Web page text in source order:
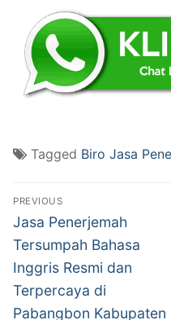
Tagged Biro Jasa
Post
navigation
PREVIOUS
Previous
post:
Jasa Penerjemah
Tersumpah Bahasa
Inggris Resmi dan
Terpercaya di
Pabangbon Kabupaten